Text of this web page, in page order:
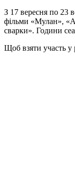
З 17 вересня по 23
фільми «Мулан»,
сварки». Години
Щоб взяти участь у